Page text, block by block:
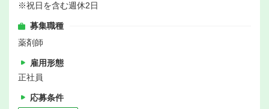
※祝日を含む週休2日
募集職種
薬剤師
雇用形態
正社員
応募条件